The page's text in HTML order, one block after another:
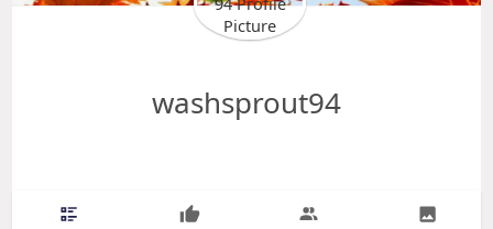
washsprout94